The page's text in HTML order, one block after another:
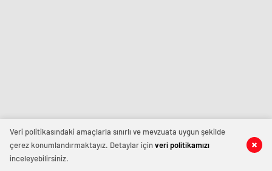
Veri politikasındaki amaçlarla sınırlı ve mevzuata uygun şekilde
çerez konumlandırmaktayız. Detaylar içinveri politikamızı
inceleyebilirsiniz.